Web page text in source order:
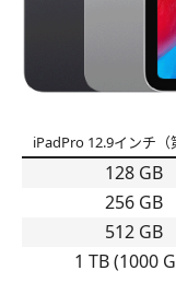
iPadPro 12.9インチ（
128 GB
256 GB
512 GB
1 TB (1000